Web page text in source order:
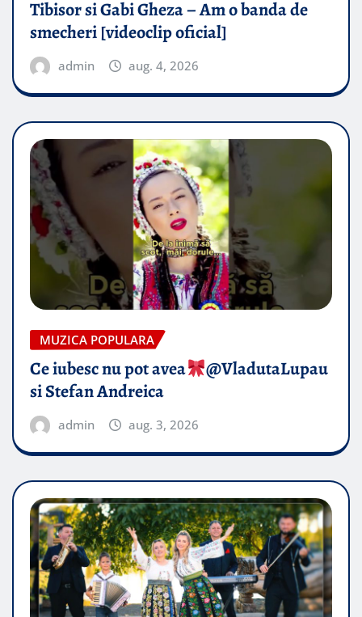
Tibisor si Gabi Gheza – Am o banda de
smecheri [videoclip oficial]
admin aug. 4, 2026
MUZICA POPULARA
Ce iubesc nu pot avea
​@VladutaLupau
si Stefan Andreica
admin aug. 3, 2026